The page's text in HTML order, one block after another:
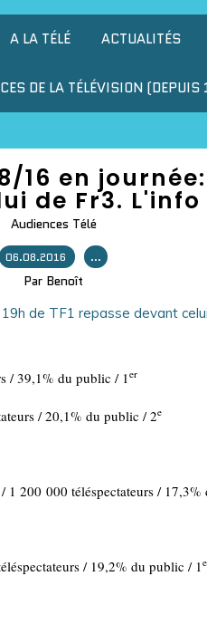
A LA TÉLÉ ACTUALITÉS
DE LA TÉLÉVISION
en journée:
de Fr3.
Audiences Télé
06.08.2016 …
Par Benoît
/ 39,1% du public / 1er
/ 20,1% du public / 2e
/ 1 200 000 téléspectateurs / 17,3%
/ 19,2% du public / 1